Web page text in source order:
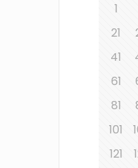
1
21
41
61
81
101
121